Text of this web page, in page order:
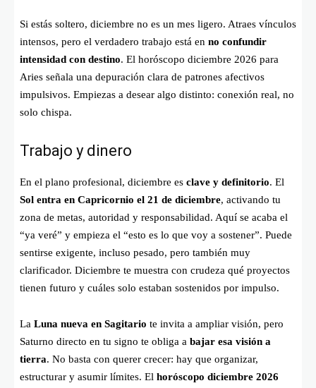
Si estás soltero, diciembre no es un mes ligero. Atraes vínculos
intensos, pero el verdadero trabajo está en no confundir
intensidad con destino. El horóscopo diciembre 2026 para
Aries señala una depuración clara de patrones afectivos
impulsivos. Empiezas a desear algo distinto: conexión real, no
solo chispa.
Trabajo y dinero
En el plano profesional, diciembre es clave y definitorio. El
Sol entra en Capricornio el 21 de diciembre, activando tu
zona de metas, autoridad y responsabilidad. Aquí se acaba el
“ya veré” y empieza el “esto es lo que voy a sostener”. Puede
sentirse exigente, incluso pesado, pero también muy
clarificador. Diciembre te muestra con crudeza qué proyectos
tienen futuro y cuáles solo estaban sostenidos por impulso.
La Luna nueva en Sagitario te invita a ampliar visión, pero
Saturno directo en tu signo te obliga a bajar esa visión a
tierra. No basta con querer crecer: hay que organizar,
estructurar y asumir límites. El horóscopo diciembre 2026